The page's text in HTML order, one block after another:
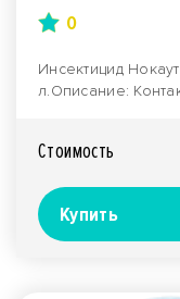
0
Инсектицид
л.Описание:
Стоимость
Купить